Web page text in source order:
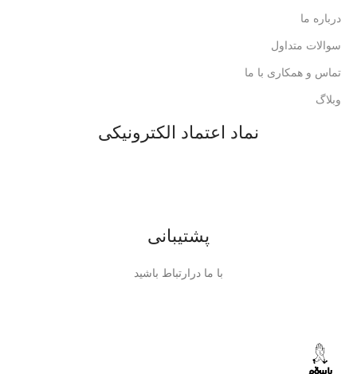
درباره ما
سوالات متداول
تماس و همکاری با ما
وبلاگ
نماد اعتماد الکترونیکی
پشتیبانی
با ما درارتباط باشید